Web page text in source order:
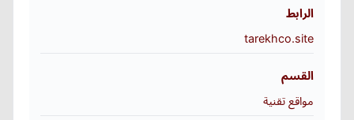
الرابط
tarekhco.site
القسم
مواقع تقنية